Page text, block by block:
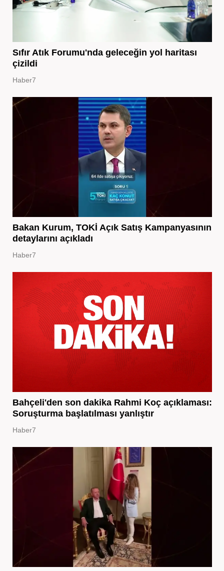
Sıfır Atık Forumu'nda geleceğin yol haritası
çizildi
Haber7
Bakan Kurum, TOKİ Açık Satış Kampanyasının
detaylarını açıkladı
Haber7
Bahçeli'den son dakika Rahmi Koç açıklaması:
Soruşturma başlatılması yanlıştır
Haber7